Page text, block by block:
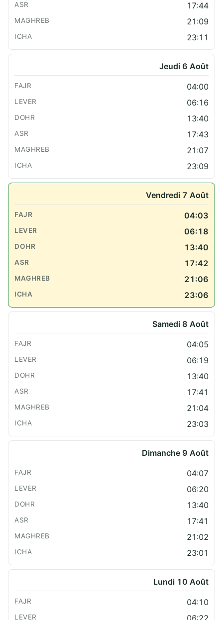
17:44
21:09
23:11
Jeudi 6 Août
04:00
06:16
13:40
17:43
21:07
23:09
Vendredi 7 Août
04:03
06:18
13:40
17:42
21:06
23:06
Samedi 8 Août
04:05
06:19
13:40
17:41
21:04
23:03
Dimanche 9 Août
04:07
06:20
13:40
17:41
21:02
23:01
Lundi 10 Août
04:10